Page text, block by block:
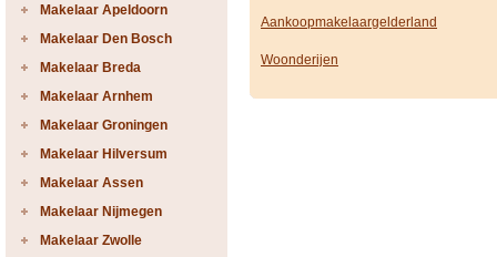
Makelaar Apeldoorn
Makelaar Den Bosch
Makelaar Breda
Makelaar Arnhem
Makelaar Groningen
Makelaar Hilversum
Makelaar Assen
Makelaar Nijmegen
Makelaar Zwolle
Aankoopmakelaargelderland
Woonderijen